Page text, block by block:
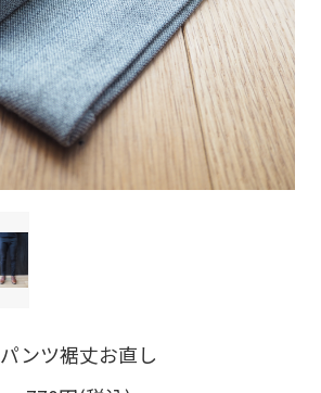
パンツ裾丈お直し